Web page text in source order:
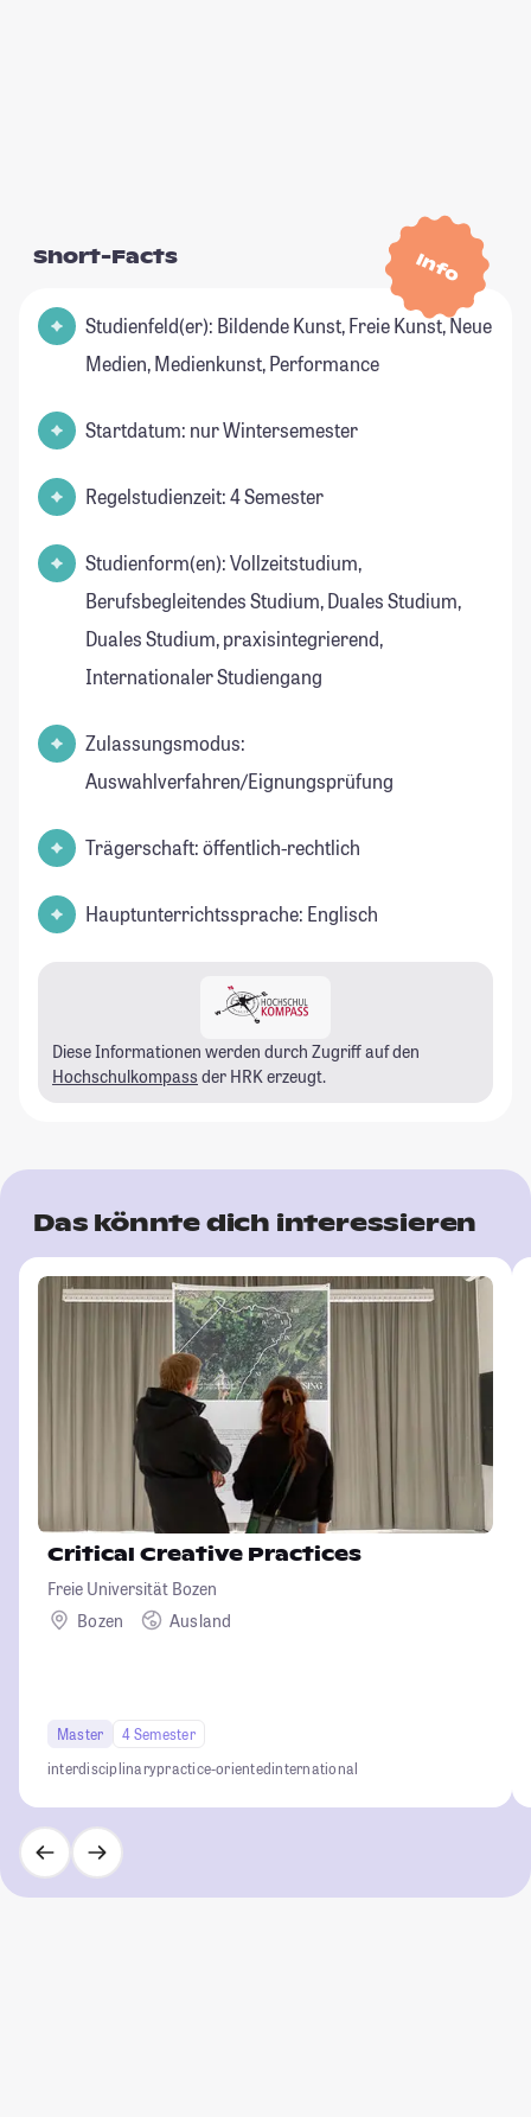
Info
Short-Facts
Studienfeld(er): Bildende Kunst, Freie Kunst, Neue
Medien, Medienkunst, Performance
Startdatum: nur Wintersemester
Regelstudienzeit: 4 Semester
Studienform(en): Vollzeitstudium,
Berufsbegleitendes Studium, Duales Studium,
Duales Studium, praxisintegrierend,
Internationaler Studiengang
Zulassungsmodus:
Auswahlverfahren/Eignungsprüfung
Trägerschaft: öffentlich-rechtlich
Hauptunterrichtssprache: Englisch
Diese Informationen werden durch Zugriff auf den
Hochschulkompass der HRK erzeugt.
Das könnte dich interessieren
Critical Creative Practices
Freie Universität Bozen
Bozen
Ausland
Master
4 Semester
interdisciplinarypractice-orientedinternational